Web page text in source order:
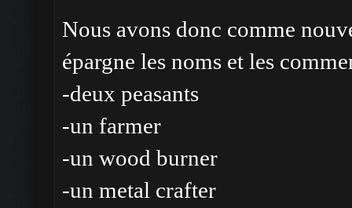
Nous avons donc comme
épargne les noms et les
-deux peasants
-un farmer
-un wood burner
-un metal crafter